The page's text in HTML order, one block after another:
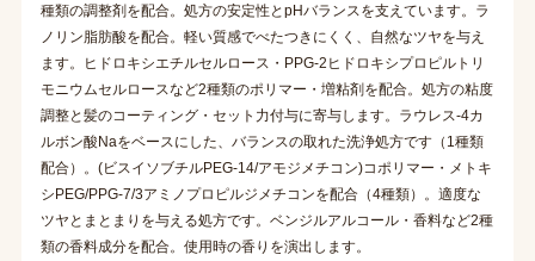
種類の調整剤を配合。処方の安定性とpHバランスを支えています。ラ
ノリン脂肪酸を配合。軽い質感でべたつきにくく、自然なツヤを与え
ます。ヒドロキシエチルセルロース・PPG-2ヒドロキシプロピルトリ
モニウムセルロースなど2種類のポリマー・増粘剤を配合。処方の粘度
調整と髪のコーティング・セット力付与に寄与します。ラウレス-4カ
ルボン酸Naをベースにした、バランスの取れた洗浄処方です（1種類
配合）。(ビスイソブチルPEG-14/アモジメチコン)コポリマー・メトキ
シPEG/PPG-7/3アミノプロピルジメチコンを配合（4種類）。適度な
ツヤとまとまりを与える処方です。ベンジルアルコール・香料など2種
類の香料成分を配合。使用時の香りを演出します。